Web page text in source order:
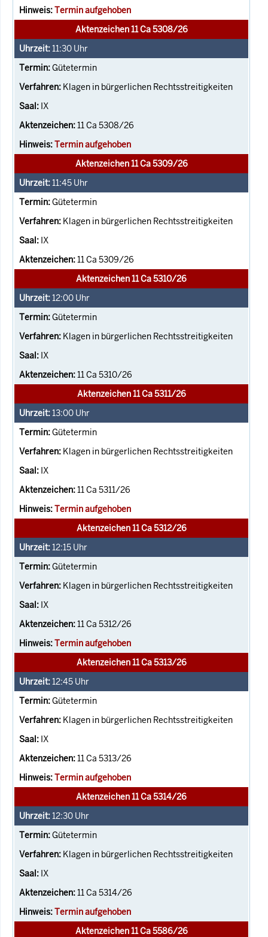
Termin aufgehoben
Aktenzeichen 11 Ca 5308/26
11:30 Uhr
Gütetermin
Klagen in bürgerlichen Rechtsstreitigkeiten
IX
11 Ca 5308/26
Termin aufgehoben
Aktenzeichen 11 Ca 5309/26
11:45 Uhr
Gütetermin
Klagen in bürgerlichen Rechtsstreitigkeiten
IX
11 Ca 5309/26
Aktenzeichen 11 Ca 5310/26
12:00 Uhr
Gütetermin
Klagen in bürgerlichen Rechtsstreitigkeiten
IX
11 Ca 5310/26
Aktenzeichen 11 Ca 5311/26
13:00 Uhr
Gütetermin
Klagen in bürgerlichen Rechtsstreitigkeiten
IX
11 Ca 5311/26
Termin aufgehoben
Aktenzeichen 11 Ca 5312/26
12:15 Uhr
Gütetermin
Klagen in bürgerlichen Rechtsstreitigkeiten
IX
11 Ca 5312/26
Termin aufgehoben
Aktenzeichen 11 Ca 5313/26
12:45 Uhr
Gütetermin
Klagen in bürgerlichen Rechtsstreitigkeiten
IX
11 Ca 5313/26
Termin aufgehoben
Aktenzeichen 11 Ca 5314/26
12:30 Uhr
Gütetermin
Klagen in bürgerlichen Rechtsstreitigkeiten
IX
11 Ca 5314/26
Termin aufgehoben
Aktenzeichen 11 Ca 5586/26